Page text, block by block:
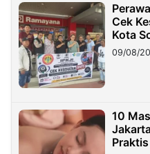
Cek
Kota
09/08/
10